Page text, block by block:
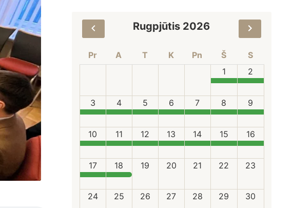
Rugpjūtis 2026
Pr A T K Pn Š
S
1
2
3 4 5 6 7 8 9
10 11 12 13 14 15 16
17 18 19 20 21 22 23
24 25 26 27 28 29 30